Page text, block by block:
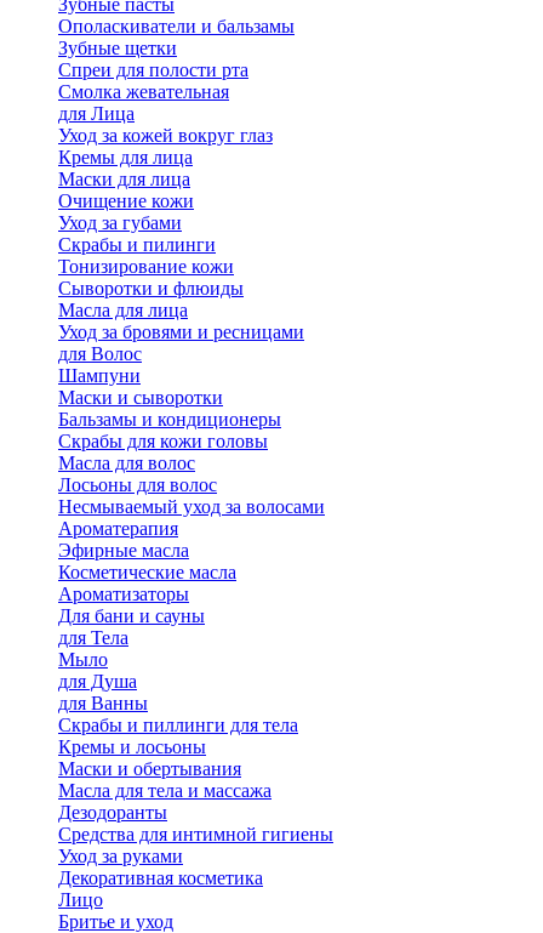
Зубные пасты
Ополаскиватели и бальзамы
Зубные щетки
Спреи для полости рта
Смолка жевательная
для Лица
Уход за кожей вокруг глаз
Кремы для лица
Маски для лица
Очищение кожи
Уход за губами
Скрабы и пилинги
Тонизирование кожи
Сыворотки и флюиды
Масла для лица
Уход за бровями и ресницами
для Волос
Шампуни
Маски и сыворотки
Бальзамы и кондиционеры
Скрабы для кожи головы
Масла для волос
Лосьоны для волос
Несмываемый уход за волосами
Ароматерапия
Эфирные масла
Косметические масла
Ароматизаторы
Для бани и сауны
для Тела
Мыло
для Душа
для Ванны
Скрабы и пиллинги для тела
Кремы и лосьоны
Маски и обертывания
Масла для тела и массажа
Дезодоранты
Средства для интимной гигиены
Уход за руками
Декоративная косметика
Лицо
Бритье и уход